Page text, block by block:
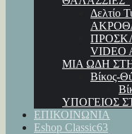
Δελτίο
VIDEO
ΜΙΑ ΩΔΗ
Βίκος-
ΥΠΟΓΕΙΟΣ
ΕΠΙΚΟΙΝΩΝΙΑ
Eshop Classic63